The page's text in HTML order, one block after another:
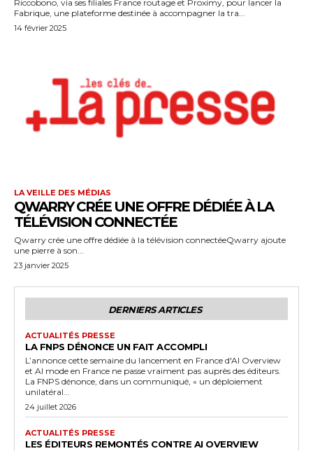
Riccobono, via ses filiales France routage et Proximy, pour lancer la
Fabrique, une plateforme destinée à accompagner la tra...
14 février 2025
LA VEILLE DES MÉDIAS
QWARRY CRÉE UNE OFFRE DÉDIÉE À LA
TÉLÉVISION CONNECTÉE
Qwarry crée une offre dédiée à la télévision connectéeQwarry ajoute
une pierre à son...
23 janvier 2025
DERNIERS ARTICLES
ACTUALITÉS PRESSE
LA FNPS DÉNONCE UN FAIT ACCOMPLI
L’annonce cette semaine du lancement en France d'AI Overview
et AI mode en France ne passe vraiment pas auprès des éditeurs.
La FNPS dénonce, dans un communiqué, « un déploiement
unilatéral...
24 juillet 2026
ACTUALITÉS PRESSE
LES ÉDITEURS REMONTÉS CONTRE AI OVERVIEW